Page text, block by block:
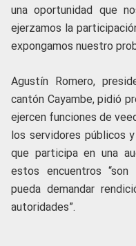
una oportunidad que
ejerzamos la
expongamos nuestro
Agustín Romero,
cantón Cayambe, pidió
ejercen funciones de
los servidores públicos
que participa en una
estos encuentros
pueda demandar
autoridades”.